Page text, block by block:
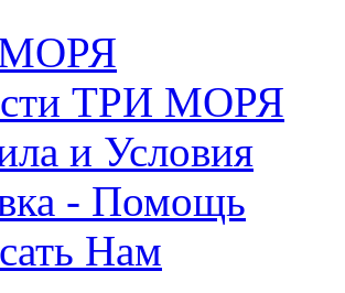
ТРИ МОРЯ
и Условия
- Помощь
Нам